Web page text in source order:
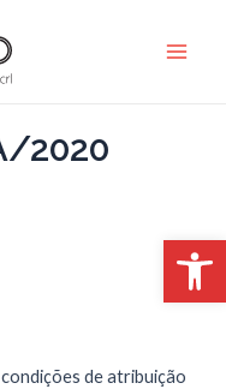
2020
de atribuição